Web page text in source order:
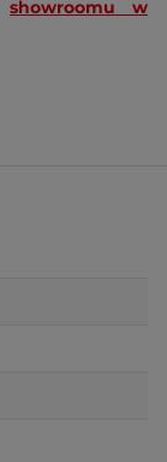
showroomu w